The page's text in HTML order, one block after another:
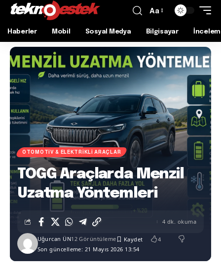
Aa
Haberler Mobil Sosyal Medya Bilgisayar
OTOMOTIV & ELEKTRIKLI ARAÇLAR
TOGG Araçlarda Menzil
Uzatma Yöntemleri
Son güncelleme: 21 Mayıs 2026 13:54
Uğurcan ÜN12 Görüntüleme 4
4 dk. okuma